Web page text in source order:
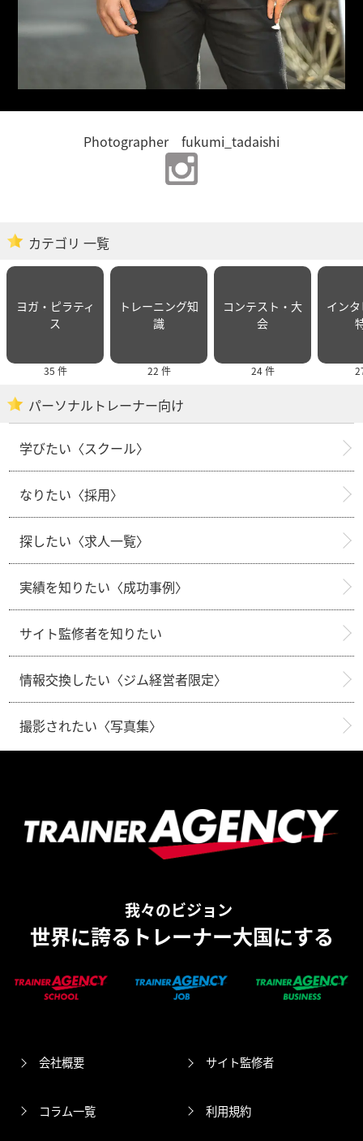
Photographer fukumi_tadaishi
カテゴリ 一覧
ヨガ・ピラティ
ス
35 件
トレーニング知
識
22 件
コンテスト・大
会
24 件
イン
パーソナルトレーナー向け
学びたい〈スクール〉
なりたい〈採用〉
探したい〈求人一覧〉
実績を知りたい〈成功事例〉
サイト監修者を知りたい
情報交換したい〈ジム経営者限定〉
撮影されたい〈写真集〉
我々のビジョン
世界に誇るトレーナー大国にする
会社概要 サイト監修者
コラム一覧 利用規約